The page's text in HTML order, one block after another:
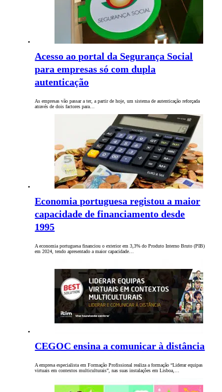
Acesso ao portal da Segurança Social
para empresas só com dupla
autenticação
As empresas vão passar a ter, a partir de hoje, um sistema de autenticação reforçada
através de dois factores para…
Economia portuguesa registou a maior
capacidade de financiamento desde
1995
A economia portuguesa financiou o exterior em 3,3% do Produto Interno Bruto (PIB)
em 2024, tendo apresentado a maior capacidade…
CEGOC ensina a comunicar à distância
A empresa especialista em Formação Profissional realiza a formação “Liderar equipas
virtuais em contextos multiculturais”, nas suas instalações em Lisboa,…